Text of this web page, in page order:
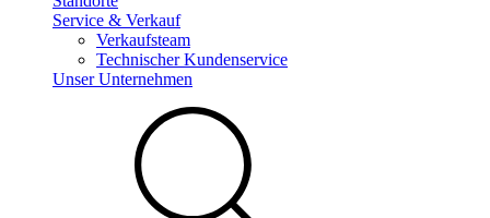
Service & Verkauf
Verkaufsteam
Technischer Kundenservice
Unser Unternehmen